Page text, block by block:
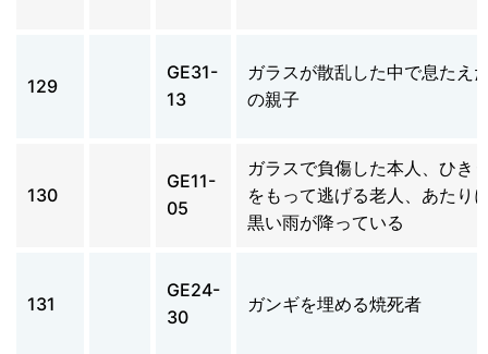
129
GE31-
13
ガラスが散乱した中で息たえ
の親子
130
GE11-
05
ガラスで負傷した本人、ひき
をもって逃げる老人、あたり
黒い雨が降っている
131
GE24-
30
ガンギを埋める焼死者